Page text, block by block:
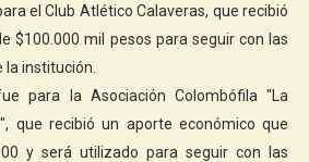
el Club Atlético Calaveras, que recibió
$100.000 mil pesos para seguir con las
la institución.
para la Asociación Colombófila "La
que recibió un aporte económico que
y será utilizado para seguir con las